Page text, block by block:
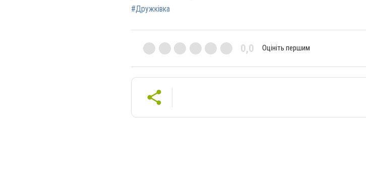
#Дружківка
0,0 Оцініть першим